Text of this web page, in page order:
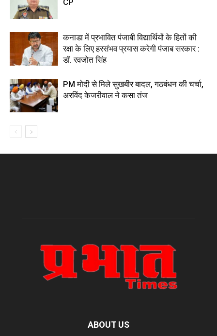
कनाडा में प्रभावित पंजाबी विद्यार्थियों के हितों की
रक्षा के लिए हरसंभव प्रयास करेगी पंजाब सरकार :
डॉ. रवजोत सिंह
PM मोदी से मिले सुखबीर बादल, गठबंधन की चर्चा,
अरविंद केजरीवाल ने कसा तंज
ABOUT US